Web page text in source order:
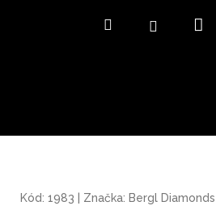
HledatPřihlášení
Kód: 1983 Značka: Bergl Diamonds